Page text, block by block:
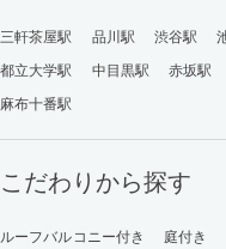
三軒茶屋駅 品川駅 渋谷駅
都立大学駅
中目黒駅 赤坂駅
麻布十番駅
こだわりから探す
ルーフバルコニー付き 庭付き